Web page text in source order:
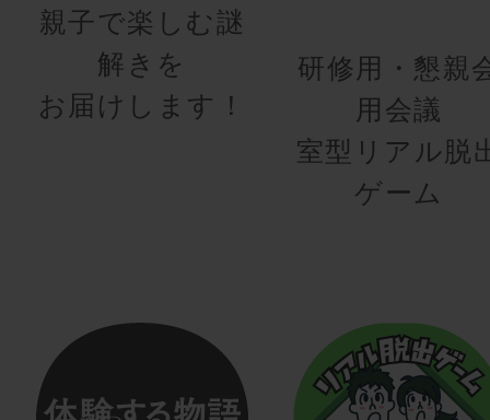
親子で楽しむ謎
解きを
お届けします！
研修用・懇親
用会議
室型リアル脱
ゲーム